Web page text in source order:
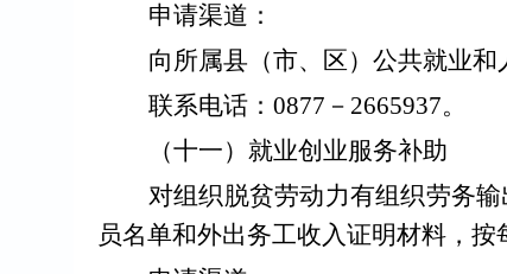
申请渠道：
向所属县（市、区）公共就业和
联系电话： 0877 － 2665937。
（十一）就业创业服务补助
对组织脱贫劳动力有组织劳务
员名单和外出务工收入证明材料，按